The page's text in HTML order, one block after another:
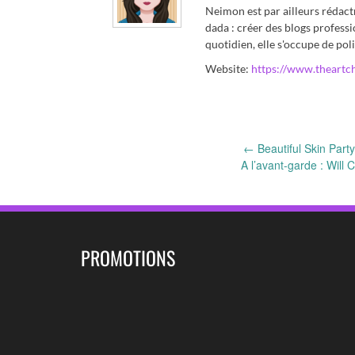
Neimon est par ailleurs
dada : créer des blogs
quotidien, elle s'occupe de
Website: https://
← Beautiful Skin
A l’avant-garde : Will
PROMOTIONS